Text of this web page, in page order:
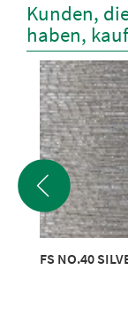
Kunden,
haben,
FS NO.40